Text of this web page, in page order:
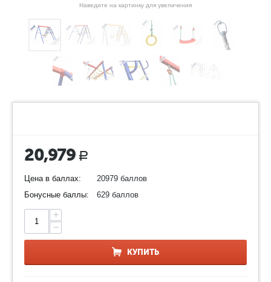
Наведите на картинку для увеличения
20,979 Р
Цена в баллах:
20979 баллов
Бонусные баллы:
629 баллов
+
−
КУПИТЬ